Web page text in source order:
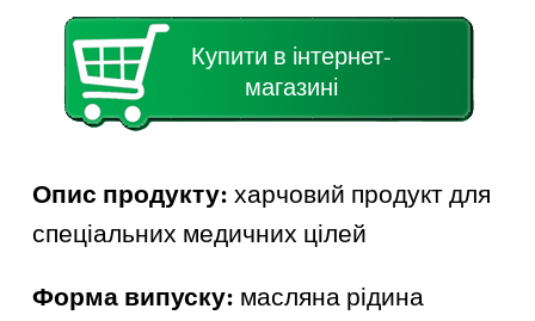
Купити в інтернет-
магазині
Опис продукту: харчовий продукт для
спеціальних медичних цілей
Форма випуску: масляна рідина